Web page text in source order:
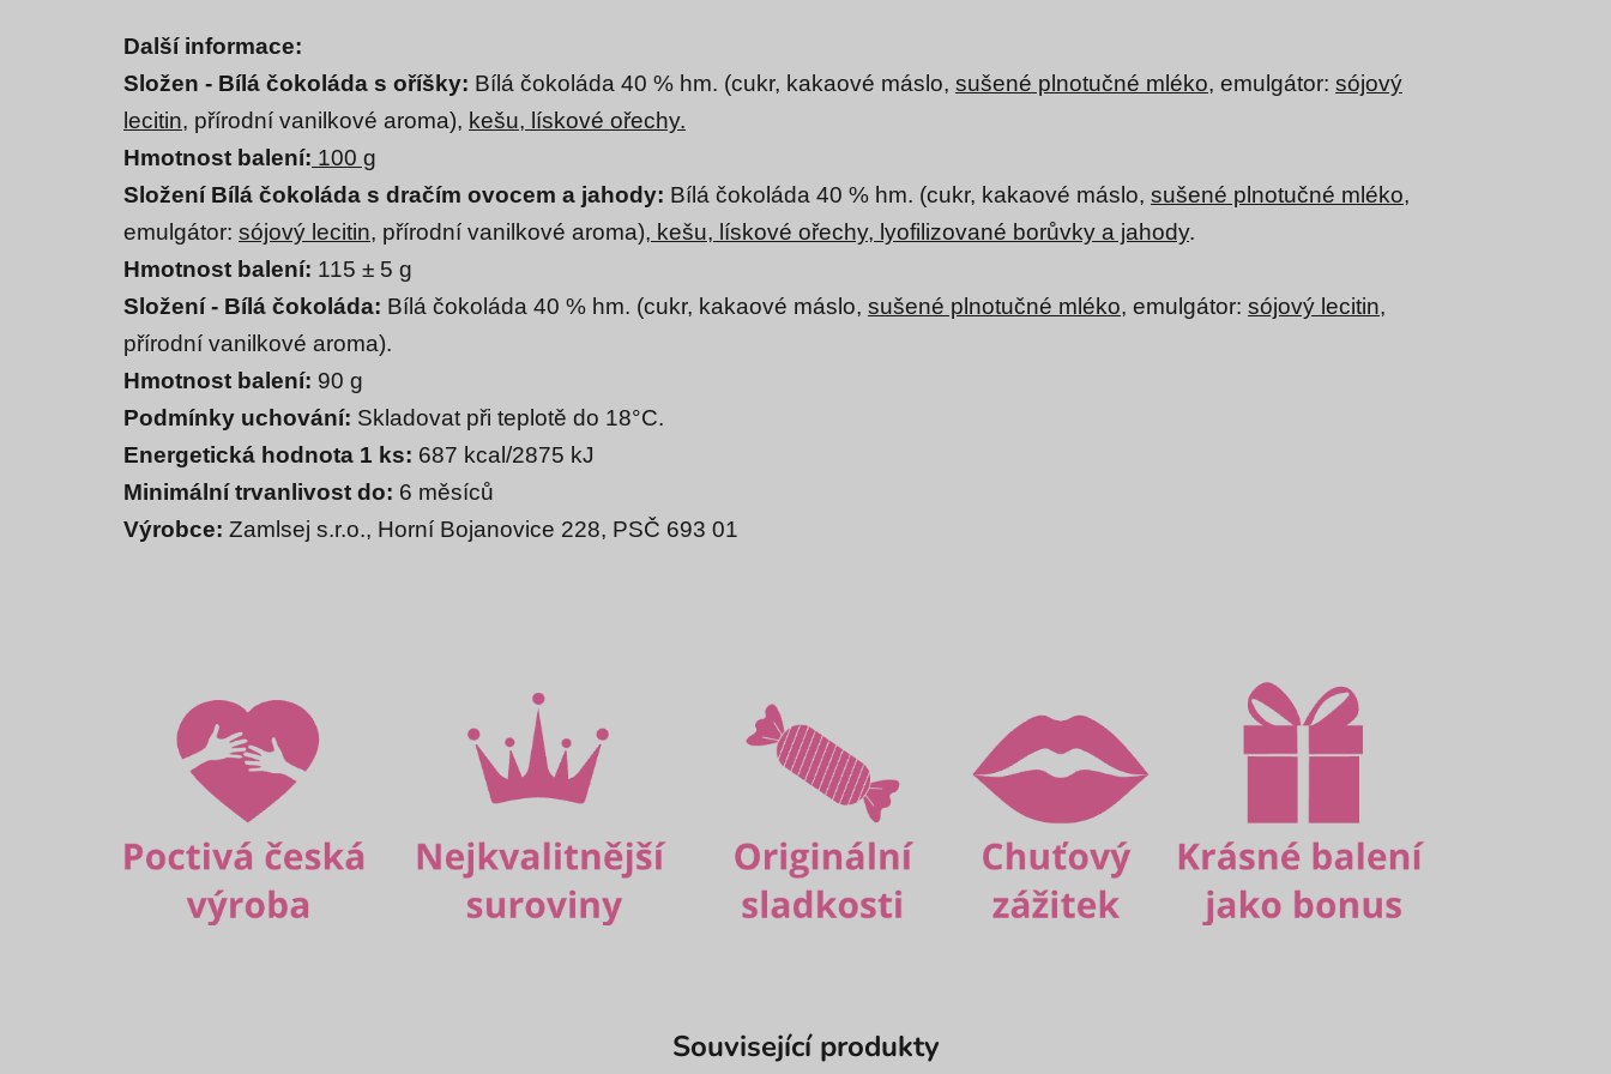
Další informace:
Složen - Bílá čokoláda s oříšky: Bílá čokoláda 40 % hm. (cukr, kakaové máslo, sušené plnotučné mléko, emulgátor: sójový
lecitin, přírodní vanilkové aroma), kešu, lískové ořechy.
Hmotnost balení: 100 g
Složení Bílá čokoláda s dračím ovocem a jahody: Bílá čokoláda 40 % hm. (cukr, kakaové máslo, sušené plnotučné mléko,
emulgátor: sójový lecitin, přírodní vanilkové aroma), kešu, lískové ořechy, lyofilizované borůvky a jahody.
Hmotnost balení: 115 ± 5 g
Složení - Bílá čokoláda: Bílá čokoláda 40 % hm. (cukr, kakaové máslo, sušené plnotučné mléko, emulgátor: sójový lecitin,
přírodní vanilkové aroma).
Hmotnost balení: 90 g
Podmínky uchování: Skladovat při teplotě do 18°C.
Energetická hodnota 1 ks: 687 kcal/2875 kJ
Minimální trvanlivost do: 6 měsíců
Výrobce: Zamlsej s.r.o., Horní Bojanovice 228, PSČ 693 01
Související produkty